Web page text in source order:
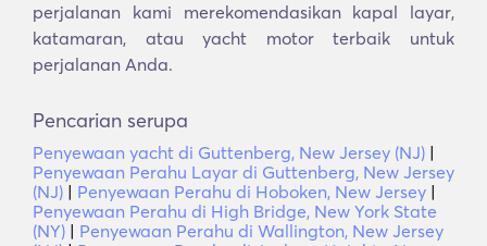
perjalanan kami merekomendasikan kapal layar,
katamaran, atau yacht motor terbaik untuk
perjalanan Anda.
Pencarian serupa
Penyewaan yacht di Guttenberg, New Jersey (NJ) |
Penyewaan Perahu Layar di Guttenberg, New Jersey
(NJ) | Penyewaan Perahu di Hoboken, New Jersey |
Penyewaan Perahu di High Bridge, New York State
(NY) | Penyewaan Perahu di Wallington, New Jersey